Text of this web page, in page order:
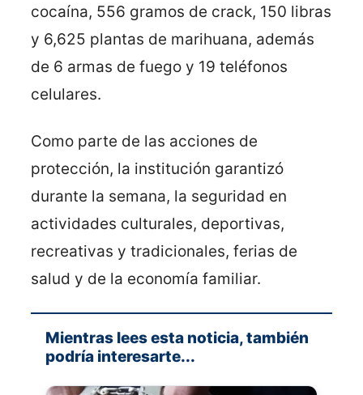
cocaína, 556 gramos de crack, 150 libras
y 6,625 plantas de marihuana, además
de 6 armas de fuego y 19 teléfonos
celulares.
Como parte de las acciones de
protección, la institución garantizó
durante la semana, la seguridad en
actividades culturales, deportivas,
recreativas y tradicionales, ferias de
salud y de la economía familiar.
Mientras lees esta noticia, también
podría interesarte...